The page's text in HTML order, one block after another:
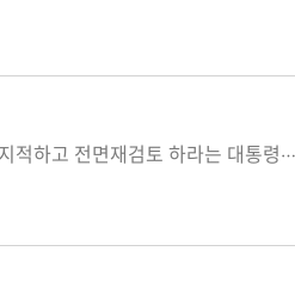
내년도 정부예산 편성과정에서 연구비를 관행적으로 나눠 먹는 등의 문제점을 지적하고 전면재검토 하라는 대통령의 지시에 따라 총 3조원이 넘는 R&D예산을 삭감했던 관련부처는 삭감된 내역을 다...